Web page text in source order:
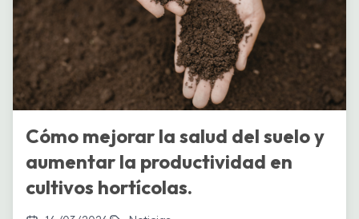
Cómo mejorar la salud del suelo y
aumentar la productividad en
cultivos hortícolas.